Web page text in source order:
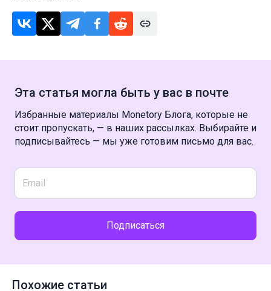
Эта статья могла быть у вас в почте
Избранные материалы Monetory Блога, которые не
стоит пропускать, — в наших рассылках. Выбирайте и
подписывайтесь — мы уже готовим письмо для вас.
Подписаться
Похожие статьи